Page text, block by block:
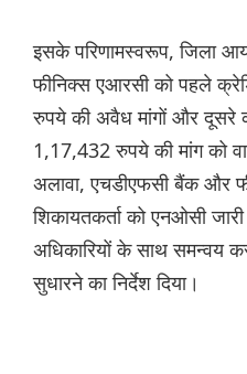
इसके परिणामस्वरूप, जिला
फीनिक्स एआरसी को पहले
रुपये की अवैध मांगों और दूसरे
1,17,432 रुपये की मांग को
अलावा, एचडीएफसी बैंक और
शिकायतकर्ता को एनओसी
अधिकारियों के साथ समन्वय
सुधारने का निर्देश दिया।